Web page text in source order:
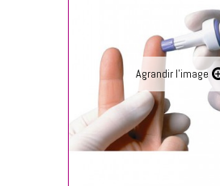
Agrandir l'image